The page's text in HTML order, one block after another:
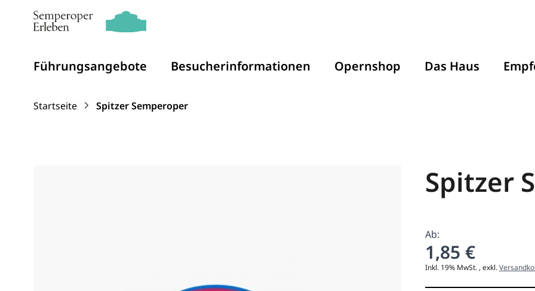
Führungsangebote Besucherinformationen Opernshop Das Haus
Startseite
Spitzer Semperoper
Spitzer
Ab:
1,85 €
Inkl. 19% MwSt. , exkl.